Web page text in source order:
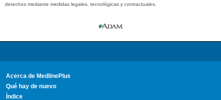
derechos mediante medidas legales, tecnológicas y contractuales.
Acerca de MedlinePlus
Qué hay de nuevo
Índice